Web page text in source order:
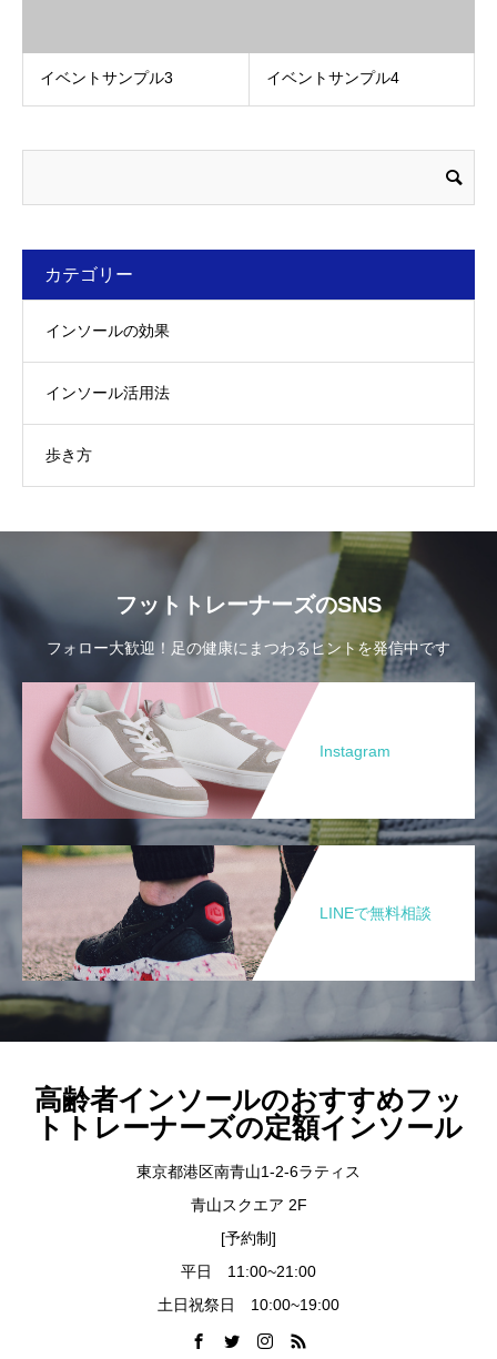
イベントサンプル3 イベントサンプル4
カテゴリー
インソールの効果
インソール活用法
歩き方
フットトレーナーズのSNS
フォロー大歓迎！足の健康にまつわるヒントを発信中です
Instagram
LINEで無料相談
高齢者インソールのおすすめフッ
トトレーナーズの定額インソール
東京都港区南青山1-2-6ラティス
青山スクエア 2F
[予約制]
平日 11:00~21:00
土日祝祭日 10:00~19:00